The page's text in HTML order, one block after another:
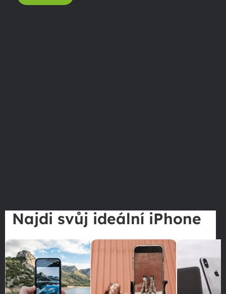
Najdi svůj ideální iPhone